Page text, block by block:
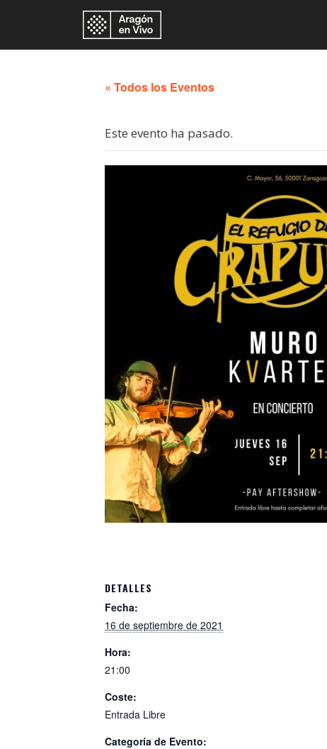
« Todos los Eventos
Este evento ha pasado.
DETALLES
Fecha:
16 de septiembre de 2021
Hora:
21:00
Coste:
Entrada Libre
Categoría de Evento: